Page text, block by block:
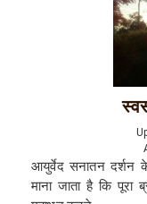
आयुर्वेद सनातन दर्शन
माना जाता है कि पूरा